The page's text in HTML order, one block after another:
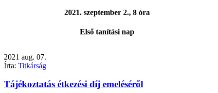
2021. szeptember 2., 8 óra
Első tanítási nap
2021 aug. 07.
Írta: Titkárság
Tájékoztatás étkezési díj emeléséről